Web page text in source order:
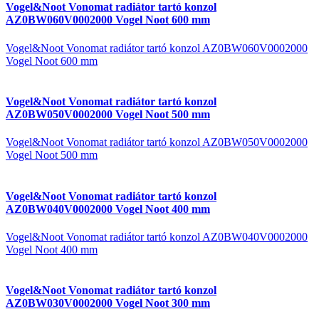
Vogel&Noot Vonomat radiátor tartó konzol
AZ0BW060V0002000 Vogel Noot 600 mm
Vogel&Noot Vonomat radiátor tartó konzol AZ0BW060V0002000
Vogel Noot 600 mm
Vogel&Noot Vonomat radiátor tartó konzol
AZ0BW050V0002000 Vogel Noot 500 mm
Vogel&Noot Vonomat radiátor tartó konzol AZ0BW050V0002000
Vogel Noot 500 mm
Vogel&Noot Vonomat radiátor tartó konzol
AZ0BW040V0002000 Vogel Noot 400 mm
Vogel&Noot Vonomat radiátor tartó konzol AZ0BW040V0002000
Vogel Noot 400 mm
Vogel&Noot Vonomat radiátor tartó konzol
AZ0BW030V0002000 Vogel Noot 300 mm